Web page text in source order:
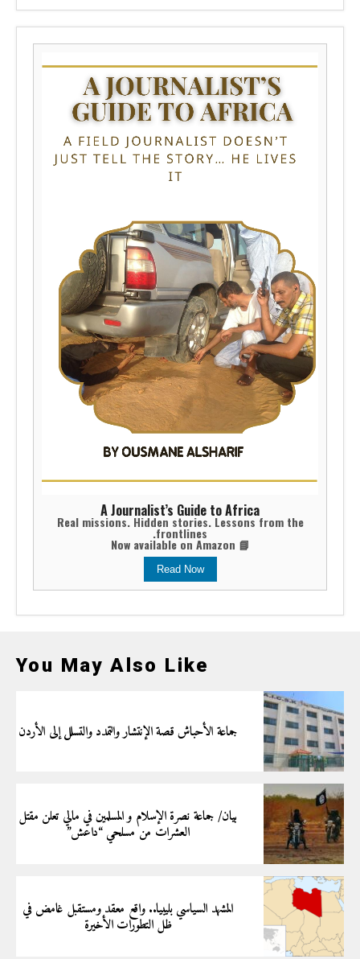
A Journalist’s Guide to Africa
Real missions. Hidden stories. Lessons from the
frontlines.
📘 Now available on Amazon
Read Now
You May Also Like
جماعة الأحباش قصة الإنتشار والتمدد والتسلل إلى الأردن
بيان/ جماعة نصرة الإسلام و المسلمين في مالي تعلن مقتل
العشرات من مسلحي “داعش”
المشهد السياسي بليبيا.. واقع معقد ومستقبل غامض في
ظل التطورات الأخيرة